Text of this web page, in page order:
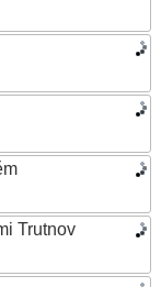
Trutnov